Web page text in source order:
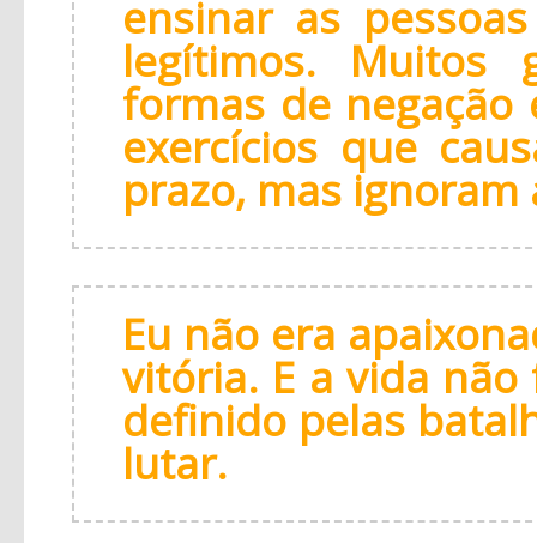
ensinar as
legítimos. Muitos
formas de
exercícios que
prazo, mas
Eu não era
vitória. E a vida
definido pelas
lutar.